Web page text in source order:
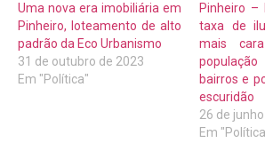
Uma nova era imobiliária em
Pinheiro, loteamento de alto
padrão da Eco Urbanismo
31 de outubro de 2023
Em "Política"
Pinheiro –
taxa de
mais
bairros e
escuridão
26 de
Em